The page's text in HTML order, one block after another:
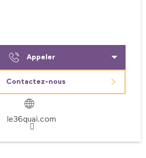
Appeler
Contactez-nous
le36quai.com